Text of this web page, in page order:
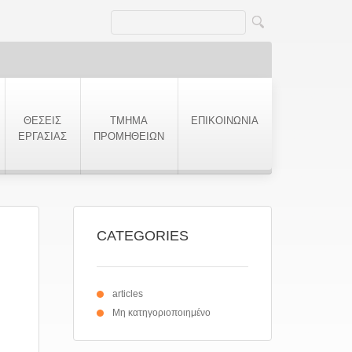
ΘΕΣΕΙΣ
ΕΡΓΑΣΙΑΣ
ΤΜΗΜΑ
ΠΡΟΜΗΘΕΙΩΝ
ΕΠΙΚΟΙΝΩΝΙΑ
CATEGORIES
articles
Μη κατηγοριοποιημένο